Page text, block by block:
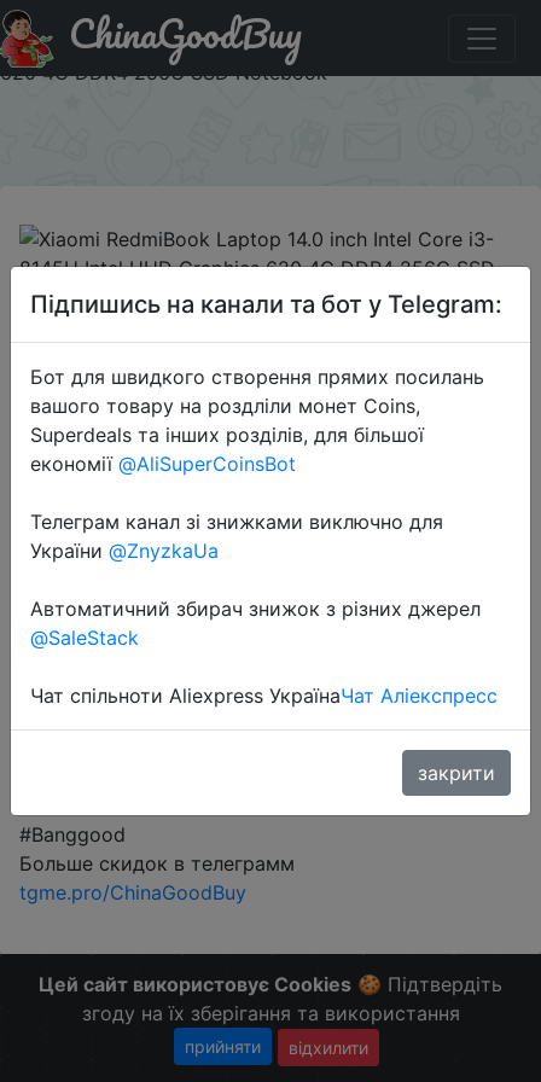
Промокод на знижку BGXMI3L Xiaomi RedmiBook
Laptop 14.0 inch Intel Core i3-8145U Intel UHD Graphics
620 4G DDR4 256G SSD Notebook
ChinaGoodBuy
2019-12-23
Xiaomi RedmiBook Laptop 14.0 inch
Intel Core i3-8145U Intel UHD
Graphics 620 4G DDR4 256G SSD
Notebook
$469.99
Промокод:"BGXMI3L"
Перейти до магазину
#Banggood
Больше скидок в телеграмм
tgme.pro/ChinaGoodBuy
Цей сайт використовує Cookies 🍪 Підтвердіть
згоду на їх зберігання та використання
прийняти відхилити
Підпишись на канали та бот у Telegram:
Бот для швидкого створення прямих посилань
вашого товару на роздліли монет Coins,
Superdeals та інших розділів, для більшої
економії @AliSuperCoinsBot
Телеграм канал зі знижками виключно для
України @ZnyzkaUa
Автоматичний збирач знижок з різних джерел
@SaleStack
Чат спільноти Aliexpress УкраїнаЧат Аліекспресс
закрити